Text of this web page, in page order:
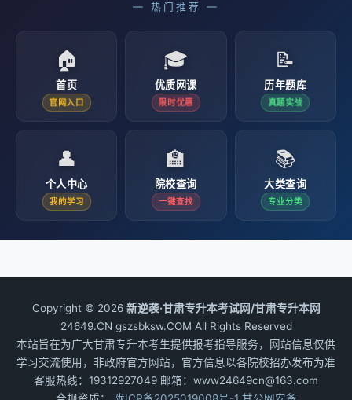
— 热门推荐 —
🏠
首页
官网入口
🎓
优质网课
限时优惠
📝
历年题库
真题实战
👤
个人中心
我的学习
🏫
院校查询
一键查找
📚
大类查询
专业分类
Copyright © 2026 新逆袭·甘肃专升本考试网/甘肃专升本网
24649.CN gszsbksw.COM All Rights Reserved
本站旨在为广大甘肃专升本考生提供报考指导服务，网站信息仅供
学习交流使用，非政府官方网站，官方信息以各院校招办发布为准
客服热线：19312927049 邮箱：www24649cn@163.com